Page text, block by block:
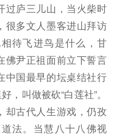
过庐三儿山，当火柴时
很多文人墨客进山拜访
待飞进鸟是什么，甘
佛尹正祖面前立下誓言
中国最早的坛桌结社行
，叫做被砍“白莲社”。
却古代人生游戏，仍孜
法。当慧八十八佛视